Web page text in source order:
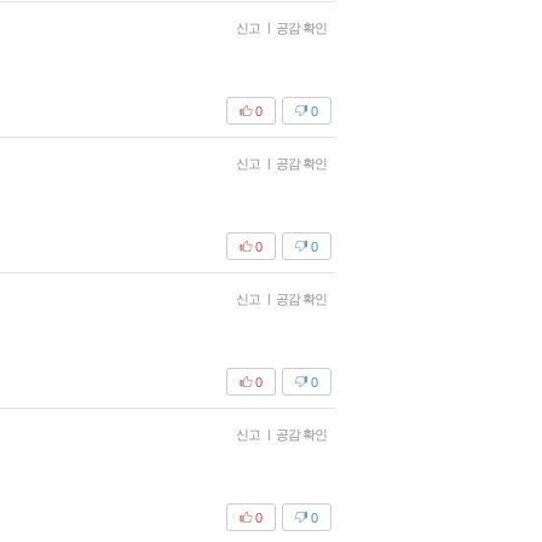
신고 | 공감 확인
0
0
신고 | 공감 확인
0
0
신고 | 공감 확인
0
0
신고 | 공감 확인
0
0